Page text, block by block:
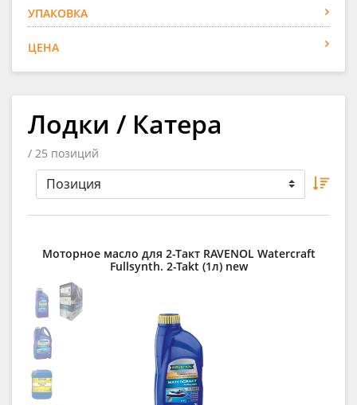
УПАКОВКА
ЦЕНА
Лодки / Катера
/ 25 позиций
Моторное масло для 2-Такт RAVENOL Watercraft
Fullsynth. 2-Takt (1л) new